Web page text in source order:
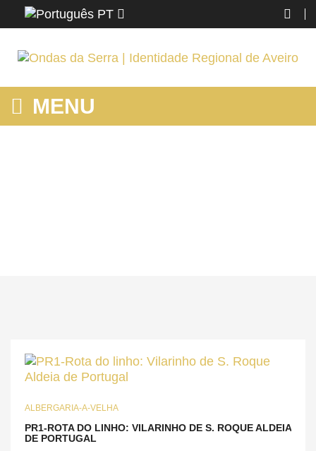
PT
MENU
ALBERGARIA-A-VELHA
PR1-ROTA DO LINHO: VILARINHO DE S. ROQUE ALDEIA
DE PORTUGAL